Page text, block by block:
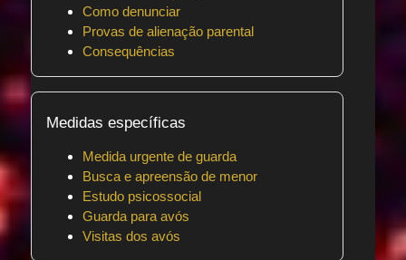
Como denunciar
Provas de alienação parental
Consequências
Medidas específicas
Medida urgente de guarda
Busca e apreensão de menor
Estudo psicossocial
Guarda para avós
Visitas dos avós